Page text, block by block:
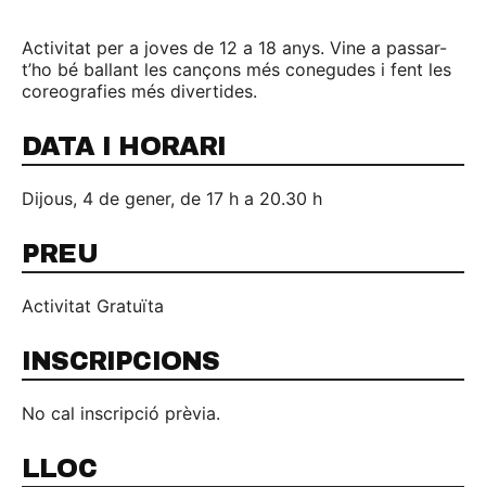
Activitat per a joves de 12 a 18 anys. Vine a passar-
t’ho bé ballant les cançons més conegudes i fent les
coreografies més divertides.
DATA I HORARI
Dijous, 4 de gener, de 17 h a 20.30 h
PREU
Activitat Gratuïta
INSCRIPCIONS
No cal inscripció prèvia.
LLOC